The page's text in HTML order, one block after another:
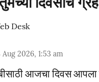
Desk
Aug 2026, 1:53 am
आजचा दिवस आपला